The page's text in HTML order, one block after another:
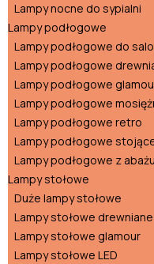
Lampy nocne do sypialni
Lampy podłogowe
Lampy podłogowe do
Lampy podłogowe
Lampy podłogowe
Lampy podłogowe
Lampy podłogowe retro
Lampy podłogowe
Lampy podłogowe z
Lampy stołowe
Duże lampy stołowe
Lampy stołowe drewniane
Lampy stołowe glamour
Lampy stołowe LED